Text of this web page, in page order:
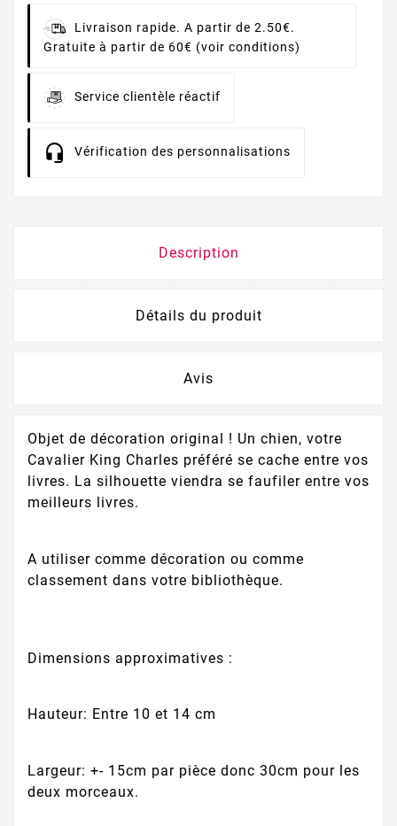
Livraison rapide. A partir de 2.50€.
Gratuite à partir de 60€ (voir conditions)
Service clientèle réactif
Vérification des personnalisations
Description
Détails du produit
Avis
Objet de décoration original ! Un chien, votre
Cavalier King Charles préféré se cache entre vos
livres. La silhouette viendra se faufiler entre vos
meilleurs livres.
A utiliser comme décoration ou comme
classement dans votre bibliothèque.
Dimensions approximatives :
Hauteur: Entre 10 et 14 cm
Largeur: +- 15cm par pièce donc 30cm pour les
deux morceaux.